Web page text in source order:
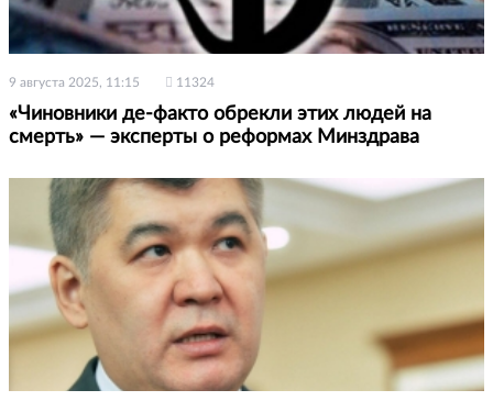
9 августа 2025, 11:15 11324
«Чиновники де-факто обрекли этих людей на
смерть» — эксперты о реформах Минздрава